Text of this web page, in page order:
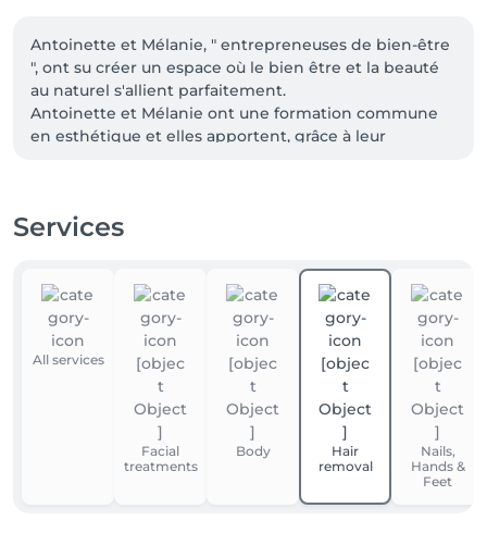
Antoinette et Mélanie, " entrepreneuses de bien-être
", ont su créer un espace où le bien être et la beauté
au naturel s'allient parfaitement.
Antoinette et Mélanie ont une formation commune
en esthétique et elles apportent, grâce à leur
et toujours passionnée par son métier.Elle est aussi
Mélanie, esthéticienne et naturopathe, est une
professionnelle qui jongle entre tous les soins.Elle
met au service de chacun son savoir en vous offrant
des soins holistiques et s'intéresse à tous les plans de
l'être : physique, émotionnel, mental et spirituel.Elle
intègre différentes thérapies pour prévenir et traiter
la santé optimale afin de vous apporter une prise en
charge globale de votre corps et de votre esprit.
Services
All services
Facial
treatments
Body
Hair
removal
Nails,
Hands &
Feet